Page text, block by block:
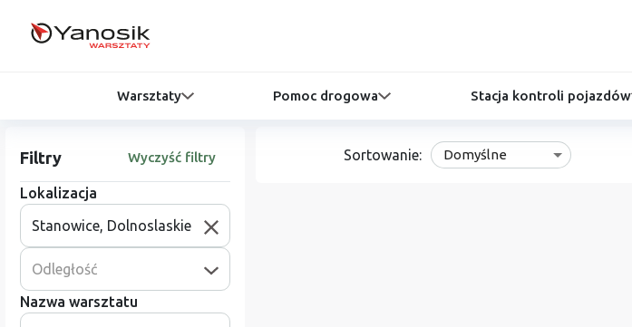
Warsztaty Pomoc drogowa Stacja kontroli pojazdów
Filtry Wyczyść filtry
Lokalizacja
Odległość
Nazwa warsztatu
Sortowanie: Domyślne